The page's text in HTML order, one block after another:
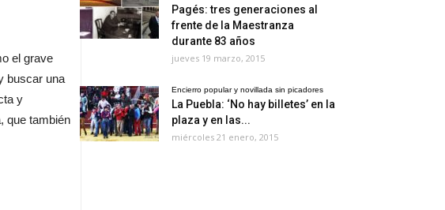
el grave
buscar una
y
que también
Pagés: tres generaciones al
frente de la Maestranza
durante 83 años
jueves 19 marzo, 2015
Encierro popular y novillada sin picadores
La Puebla: ‘No hay billetes’ en la
plaza y en las...
miércoles 21 enero, 2015